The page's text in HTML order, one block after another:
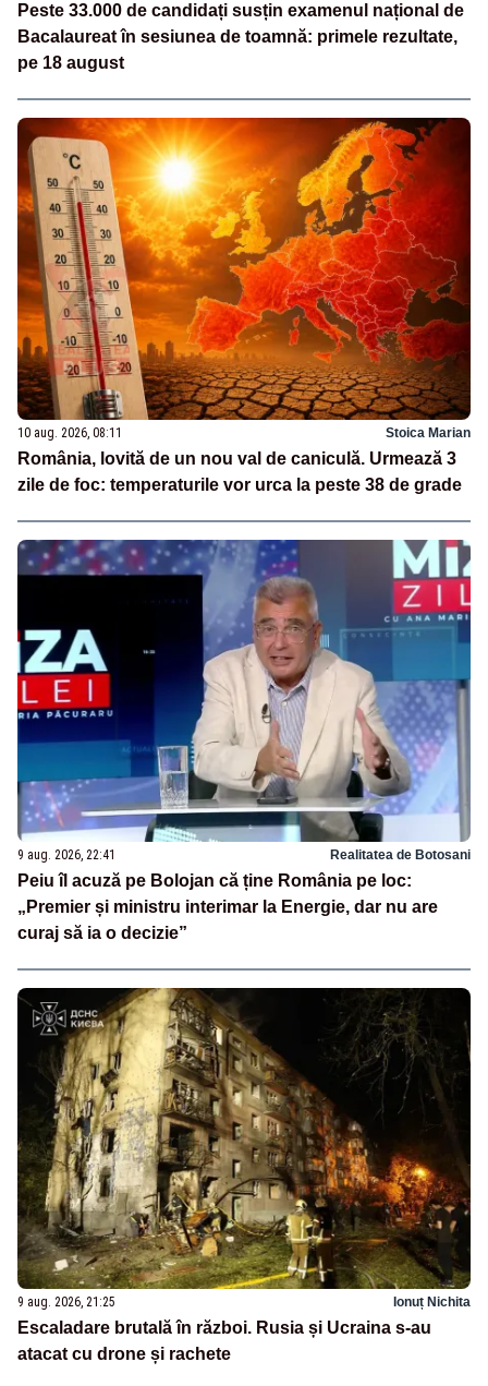
Peste 33.000 de candidați susțin examenul național de
Bacalaureat în sesiunea de toamnă: primele rezultate,
pe 18 august
10 aug. 2026, 08:11 Stoica Marian
România, lovită de un nou val de caniculă. Urmează 3
zile de foc: temperaturile vor urca la peste 38 de grade
9 aug. 2026, 22:41 Realitatea de Botosani
Peiu îl acuză pe Bolojan că ține România pe loc:
„Premier și ministru interimar la Energie, dar nu are
curaj să ia o decizie”
9 aug. 2026, 21:25 Ionuț Nichita
Escaladare brutală în război. Rusia și Ucraina s-au
atacat cu drone și rachete